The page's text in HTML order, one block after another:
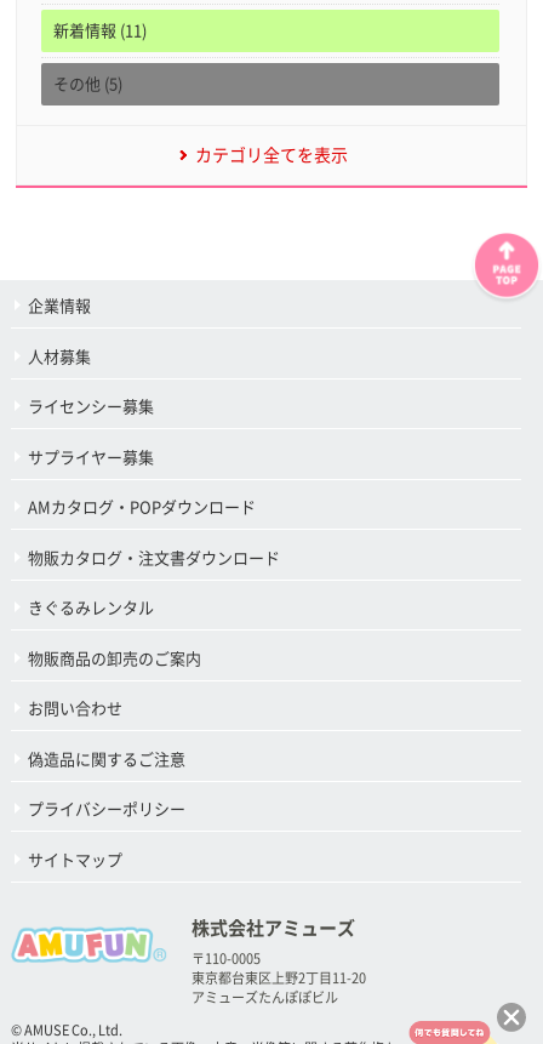
新着情報 (11)
その他 (5)
カテゴリ全てを表示
企業情報
人材募集
ライセンシー募集
サプライヤー募集
AMカタログ・POPダウンロード
物販カタログ・注文書ダウンロード
きぐるみレンタル
物販商品の卸売のご案内
お問い合わせ
偽造品に関するご注意
プライバシーポリシー
サイトマップ
株式会社アミューズ
〒110-0005
東京都台東区上野2丁目11-20
アミューズたんぽぽビル
© AMUSE Co., Ltd.